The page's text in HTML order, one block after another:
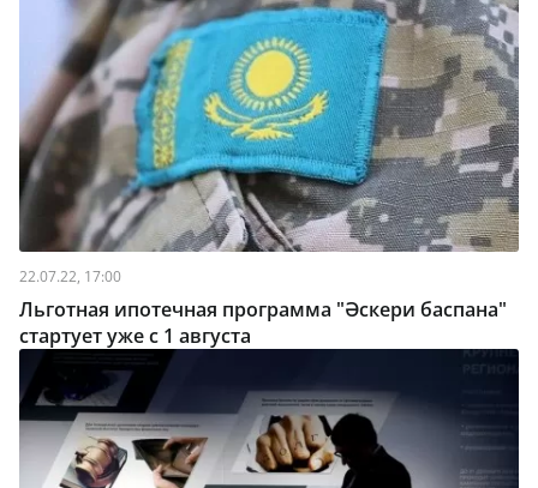
22.07.22, 17:00
Льготная ипотечная программа "Әскери баспана"
стартует уже с 1 августа